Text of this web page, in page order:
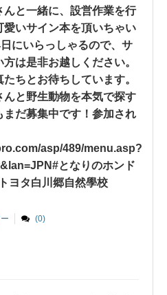
と一緒に、設営作業を行
愛いサイン本を頂いちゃい
にいらっしゃるので、サ
は是非お越しください。
ちとお待ちしています。
と野生動物を本気で探す
まだ募集中です！参加され
asp/489/menu.asp?
となりのホンド
ヨタ白川郷自然學校
(0)